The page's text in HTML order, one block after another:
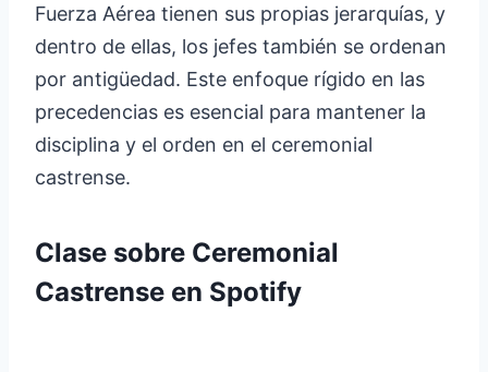
Fuerza Aérea tienen sus propias jerarquías, y
dentro de ellas, los jefes también se ordenan
por antigüedad. Este enfoque rígido en las
precedencias es esencial para mantener la
disciplina y el orden en el ceremonial
castrense.
Clase sobre Ceremonial
Castrense en Spotify